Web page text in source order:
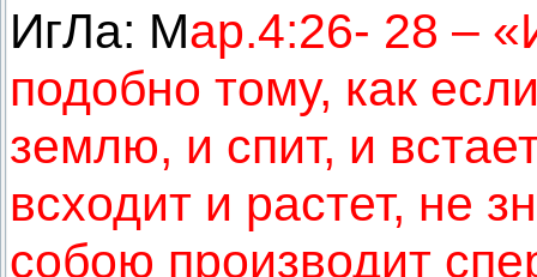
ИгЛа: Мар.4:26- 28 –
подобно тому, как
землю, и спит, и
всходит и растет, не
собою производит